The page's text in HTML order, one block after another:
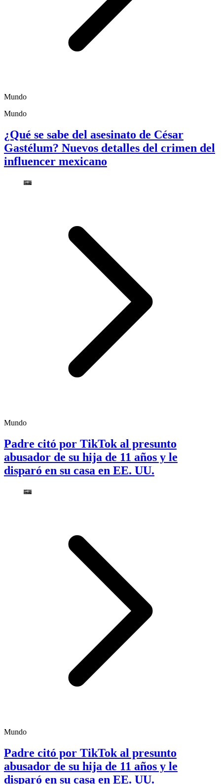
Mundo
Mundo
¿Qué se sabe del asesinato de César
Gastélum? Nuevos detalles del crimen del
influencer mexicano
Mundo
Padre citó por TikTok al presunto
abusador de su hija de 11 años y le
disparó en su casa en EE. UU.
Mundo
Padre citó por TikTok al presunto
abusador de su hija de 11 años y le
disparó en su casa en EE. UU.